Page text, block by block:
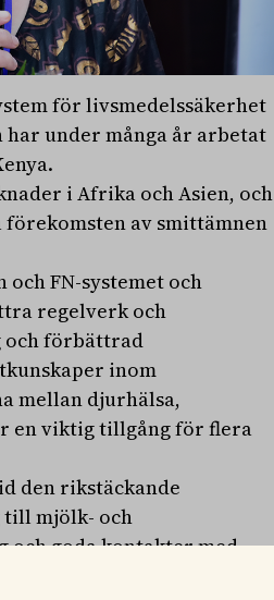
för livsmedelssäkerhet
under många år arbetat
i Afrika och Asien, och
av smittämnen
FN-systemet och
regelverk och
och förbättrad
inom
mellan djurhälsa,
en viktig tillgång för flera
den rikstäckande
till mjölk- och
och goda kontakter med
länk mellan SLU:s